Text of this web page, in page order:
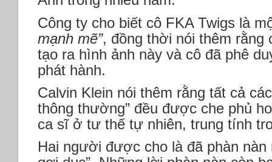
Công ty cho biết cô FKA Twigs là
mạnh mẽ”, đồng thời nói thêm
tạo ra hình ảnh này và cô đã phê
phát hành.
Calvin Klein nói thêm rằng tất cả
thông thường” đều được che phủ
ca sĩ ở tư thế tự nhiên, trung tính
Hai người được cho là đã phàn nàn